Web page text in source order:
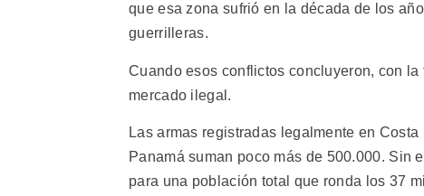
que esa zona sufrió en la década de los
guerrilleras.
Cuando esos conflictos concluyeron, con
mercado ilegal.
Las armas registradas legalmente en
Panamá suman poco más de 500.000. Sin
para una población total que ronda los 37